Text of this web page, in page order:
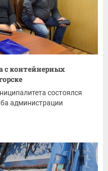
с контейнерных
состоялся
администрации